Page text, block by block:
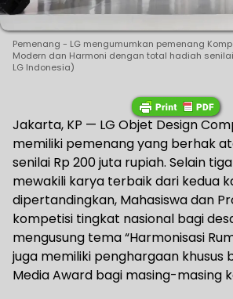
Pemenang - LG mengumumkan pemenang
Modern dan Harmoni dengan total hadiah senilai
LG Indonesia)
Jakarta, KP — LG Objet Design
memiliki pemenang yang berhak
senilai Rp 200 juta rupiah. Selain
mewakili karya terbaik dari kedua
dipertandingkan, Mahasiswa dan
kompetisi tingkat nasional bagi
mengusung tema “Harmonisasi
juga memiliki penghargaan khusus
Media Award bagi masing-masing